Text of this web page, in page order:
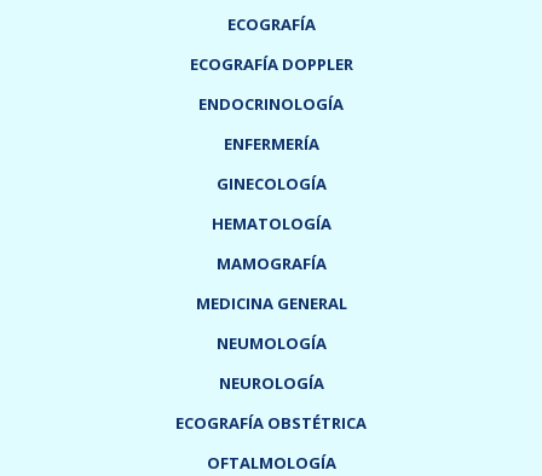
ECOGRAFÍA
ECOGRAFÍA DOPPLER
ENDOCRINOLOGÍA
ENFERMERÍA
GINECOLOGÍA
HEMATOLOGÍA
MAMOGRAFÍA
MEDICINA GENERAL
NEUMOLOGÍA
NEUROLOGÍA
ECOGRAFÍA OBSTÉTRICA
OFTALMOLOGÍA